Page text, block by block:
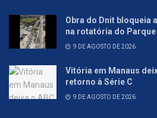
Obra do Dnit bloqueia
na rotatória do
9 DE AGOSTO DE 2026
Vitória em Manaus
retorno à Série C
9 DE AGOSTO DE 2026